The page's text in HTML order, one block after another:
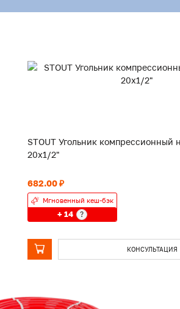
STOUT Угольник компрессионный
20х1/2"
682.00 ₽
Мгновенный кеш-бэк
+ 14 ?
КОНСУЛЬТАЦИЯ